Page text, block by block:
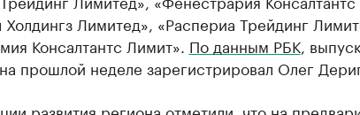
Холдингз Лимитед», «Распериа Трейдинг
Консалтантс Лимит». По данным РБК,
прошлой неделе зарегистрировал Олег